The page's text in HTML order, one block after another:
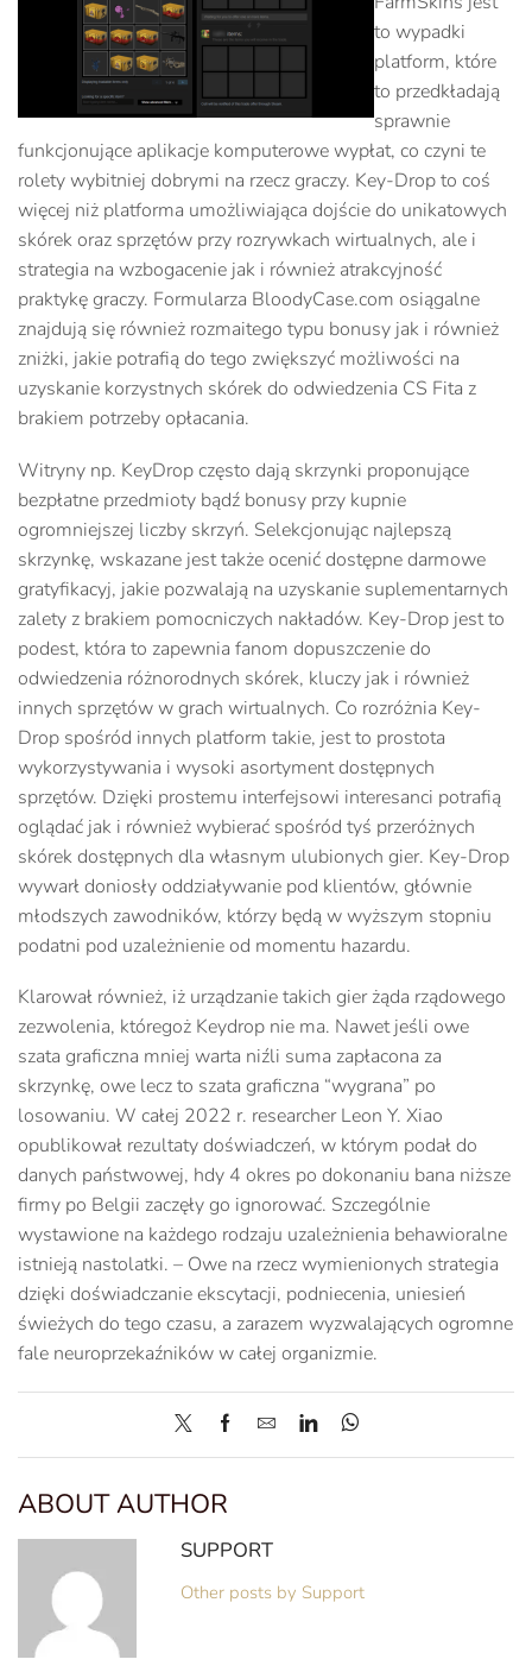
to wypadki
platform, które
to przedkładają
sprawnie
funkcjonujące aplikacje komputerowe wypłat, co czyni te
rolety wybitniej dobrymi na rzecz graczy. Key-Drop to coś
więcej niż platforma umożliwiająca dojście do unikatowych
skórek oraz sprzętów przy rozrywkach wirtualnych, ale i
strategia na wzbogacenie jak i również atrakcyjność
praktykę graczy. Formularza BloodyCase.com osiągalne
znajdują się również rozmaitego typu bonusy jak i również
zniżki, jakie potrafią do tego zwiększyć możliwości na
uzyskanie korzystnych skórek do odwiedzenia CS Fita z
brakiem potrzeby opłacania.
Witryny np. KeyDrop często dają skrzynki proponujące
bezpłatne przedmioty bądź bonusy przy kupnie
ogromniejszej liczby skrzyń. Selekcjonując najlepszą
skrzynkę, wskazane jest także ocenić dostępne darmowe
gratyfikacyj, jakie pozwalają na uzyskanie suplementarnych
zalety z brakiem pomocniczych nakładów. Key-Drop jest to
podest, która to zapewnia fanom dopuszczenie do
odwiedzenia różnorodnych skórek, kluczy jak i również
innych sprzętów w grach wirtualnych. Co rozróżnia Key-
Drop spośród innych platform takie, jest to prostota
wykorzystywania i wysoki asortyment dostępnych
sprzętów. Dzięki prostemu interfejsowi interesanci potrafią
oglądać jak i również wybierać spośród tyś przeróżnych
skórek dostępnych dla własnym ulubionych gier. Key-Drop
wywarł doniosły oddziaływanie pod klientów, głównie
młodszych zawodników, którzy będą w wyższym stopniu
podatni pod uzależnienie od momentu hazardu.
Klarował również, iż urządzanie takich gier żąda rządowego
zezwolenia, któregoż Keydrop nie ma. Nawet jeśli owe
szata graficzna mniej warta niźli suma zapłacona za
skrzynkę, owe lecz to szata graficzna “wygrana” po
losowaniu. W całej 2022 r. researcher Leon Y. Xiao
opublikował rezultaty doświadczeń, w którym podał do
danych państwowej, hdy 4 okres po dokonaniu bana niższe
firmy po Belgii zaczęły go ignorować. Szczególnie
wystawione na każdego rodzaju uzależnienia behawioralne
istnieją nastolatki. – Owe na rzecz wymienionych strategia
dzięki doświadczanie ekscytacji, podniecenia, uniesień
świeżych do tego czasu, a zarazem wyzwalających ogromne
fale neuroprzekaźników w całej organizmie.
ABOUT AUTHOR
SUPPORT
Other posts by Support